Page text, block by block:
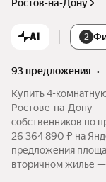
Ростов-на-Дону
AI 2
93 предложения •
Купить 4-
Ростове-на-Дону —
собственников по
26 364 890 ₽ на
предложения
вторичном жилье —